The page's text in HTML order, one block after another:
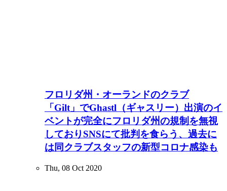
フロリダ州・オーランドのクラブ
「Gilt」でGhastl（ギャスリー）出演のイ
ベントが完全にフロリダ州の規制を無視
しておりSNSにて批判を食らう、過去に
は同クラブスタッフの新型コロナ感染も
Thu, 08 Oct 2020